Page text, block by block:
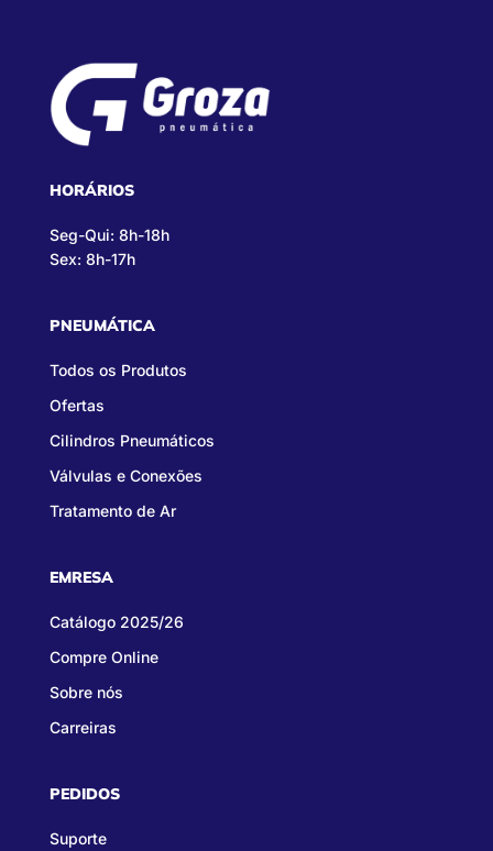
HORÁRIOS
Seg-Qui: 8h-18h
Sex: 8h-17h
PNEUMÁTICA
Todos os Produtos
Ofertas
Cilindros Pneumáticos
Válvulas e Conexões
Tratamento de Ar
EMRESA
Catálogo 2025/26
Compre Online
Sobre nós
Carreiras
PEDIDOS
Suporte